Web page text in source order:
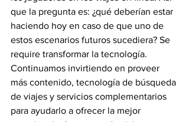
que la pregunta es: ¿qué deberían estar
haciendo hoy en caso de que uno de
estos escenarios futuros sucediera? Se
require transformar la tecnología.
Continuamos invirtiendo en proveer
más contenido, tecnología de búsqueda
de viajes y servicios complementarios
para ayudarlo a ofrecer la mejor